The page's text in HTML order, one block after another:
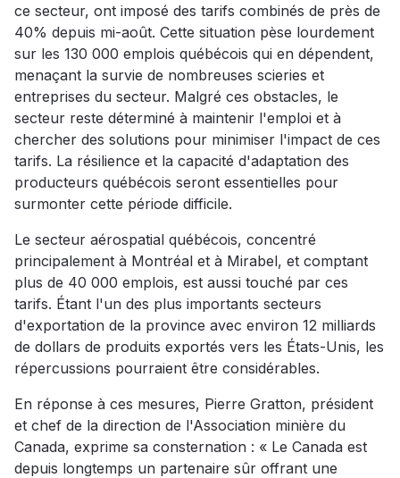
ce secteur, ont imposé des tarifs combinés de près de
40% depuis mi-août. Cette situation pèse lourdement
sur les 130 000 emplois québécois qui en dépendent,
menaçant la survie de nombreuses scieries et
entreprises du secteur. Malgré ces obstacles, le
secteur reste déterminé à maintenir l'emploi et à
chercher des solutions pour minimiser l'impact de ces
tarifs. La résilience et la capacité d'adaptation des
producteurs québécois seront essentielles pour
surmonter cette période difficile.
Le secteur aérospatial québécois, concentré
principalement à Montréal et à Mirabel, et comptant
plus de 40 000 emplois, est aussi touché par ces
tarifs. Étant l'un des plus importants secteurs
d'exportation de la province avec environ 12 milliards
de dollars de produits exportés vers les États-Unis, les
répercussions pourraient être considérables.
En réponse à ces mesures, Pierre Gratton, président
et chef de la direction de l'Association minière du
Canada, exprime sa consternation : « Le Canada est
depuis longtemps un partenaire sûr offrant une